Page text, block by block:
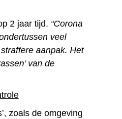
2 jaar tijd. “Corona
veel
aanpak. Het
van de
zoals de omgeving